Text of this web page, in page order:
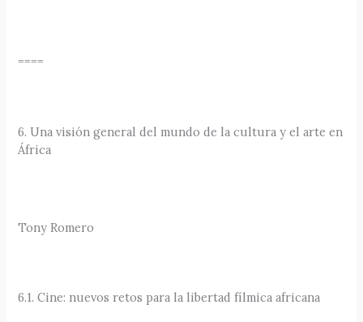
====
6. Una visión general del mundo de la cultura y el arte en
África
Tony Romero
6.1. Cine: nuevos retos para la libertad fílmica africana